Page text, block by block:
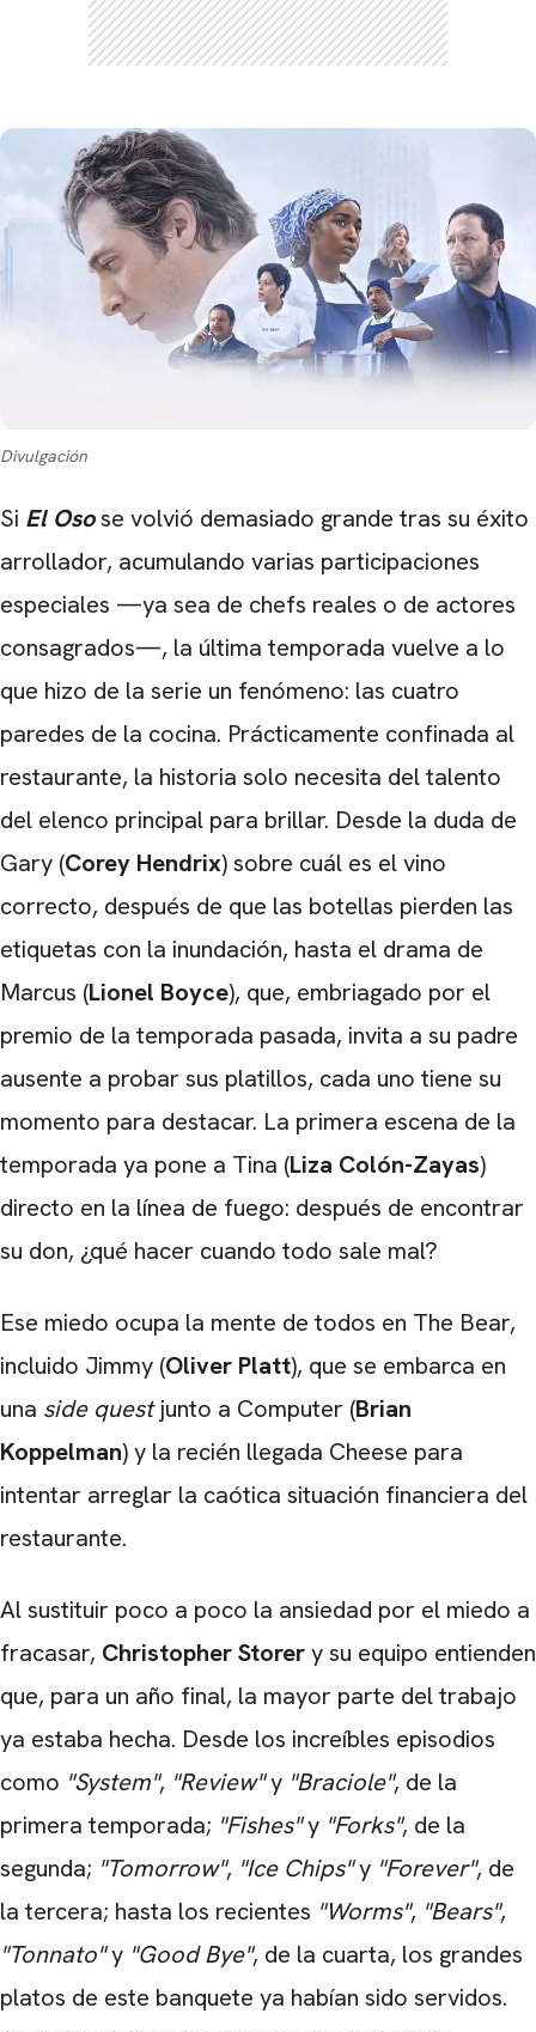
Divulgación
Si El Osose volvió demasiado grande tras su éxito
arrollador, acumulando varias participaciones
especiales —ya sea de chefs reales o de actores
consagrados—, la última temporada vuelve a lo
que hizo de la serie un fenómeno: las cuatro
paredes de la cocina. Prácticamente confinada al
restaurante, la historia solo necesita del talento
del elenco principal para brillar. Desde la duda de
Gary (Corey Hendrix) sobre cuál es el vino
correcto, después de que las botellas pierden las
etiquetas con la inundación, hasta el drama de
Marcus (Lionel Boyce), que, embriagado por el
premio de la temporada pasada, invita a su padre
ausente a probar sus platillos, cada uno tiene su
momento para destacar. La primera escena de la
temporada ya pone a Tina (Liza Colón-Zayas)
directo en la línea de fuego: después de encontrar
su don, ¿qué hacer cuando todo sale mal?
Ese miedo ocupa la mente de todos en The Bear,
incluido Jimmy (Oliver Platt), que se embarca en
una side questjunto a Computer (Brian
Koppelman) y la recién llegada Cheese para
intentar arreglar la caótica situación financiera del
restaurante.
Al sustituir poco a poco la ansiedad por el miedo a
fracasar, Christopher Storery su equipo entienden
que, para un año final, la mayor parte del trabajo
ya estaba hecha. Desde los increíbles episodios
como "System", "Review"y "Braciole", de la
primera temporada; "Fishes"y "Forks", de la
segunda; "Tomorrow", "Ice Chips"y "Forever", de
la tercera; hasta los recientes "Worms", "Bears",
"Tonnato"y "Good Bye", de la cuarta, los grandes
platos de este banquete ya habían sido servidos.